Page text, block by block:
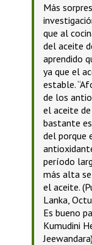
Más
que al
del aceite
aprendido
ya que el
estable.
de los
el aceite
bastante
del porque
período
más alta
el aceite.
Lanka,
Es bueno
Kumudini